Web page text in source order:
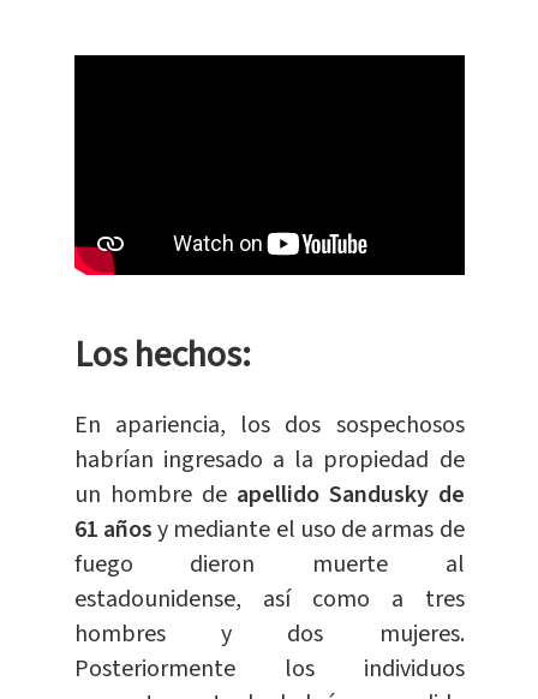
Los hechos:
En apariencia, los dos sospechosos
habrían ingresado a la propiedad de
un hombre deapellido Sandusky de
61 añosy mediante el uso de armas de
fuego dieron muerte al
estadounidense, así como a tres
hombres y dos mujeres.
Posteriormente los individuos